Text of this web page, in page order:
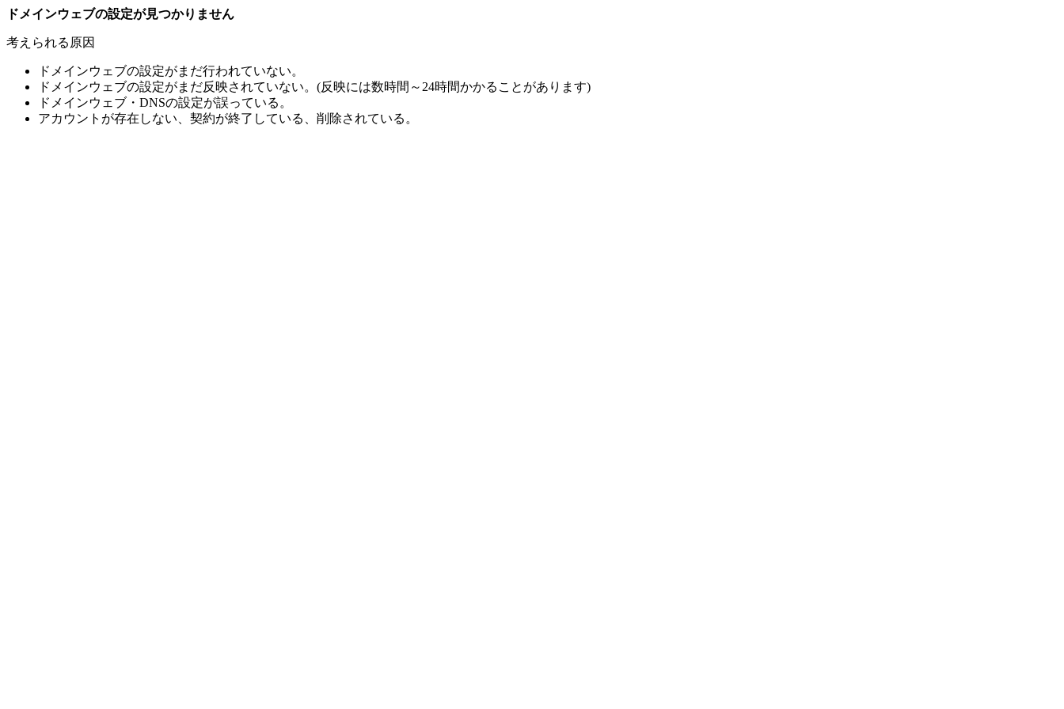
ドメインウェブの設定が見つかりません
考えられる原因
ドメインウェブの設定がまだ行われていない。
ドメインウェブの設定がまだ反映されていない。(反映には数時間～24時間かかることがあります)
ドメインウェブ・DNSの設定が誤っている。
アカウントが存在しない、契約が終了している、削除されている。